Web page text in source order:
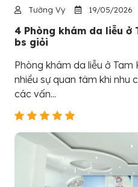
Tường Vy 19/05/2026
4 Phòng khám da liễu ở
bs giỏi
Phòng khám da liễu ở
nhiều sự quan tâm khi nhu
các vấn...